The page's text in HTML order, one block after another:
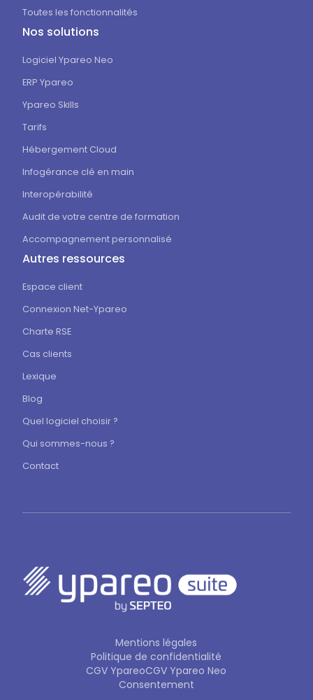
Toutes les fonctionnalités
Nos solutions
Logiciel Ypareo Neo
ERP Ypareo
Ypareo Skills
Tarifs
Hébergement Cloud
Infogérance clé en main
Interopérabilité
Audit de votre centre de formation
Accompagnement personnalisé
Autres ressources
Espace client
Connexion Net-Ypareo
Charte RSE
Cas clients
Lexique
Blog
Quel logiciel choisir ?
Qui sommes-nous ?
Contact
Mentions légales
Politique de confidentialité
CGV YpareoCGV Ypareo Neo
Consentement